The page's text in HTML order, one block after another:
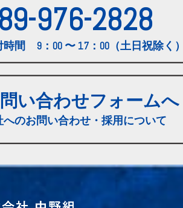
976-2828
時間 9：00 〜 17：00（土日祝除く
い合わせフォームへ
へのお問い合わせ・採用について